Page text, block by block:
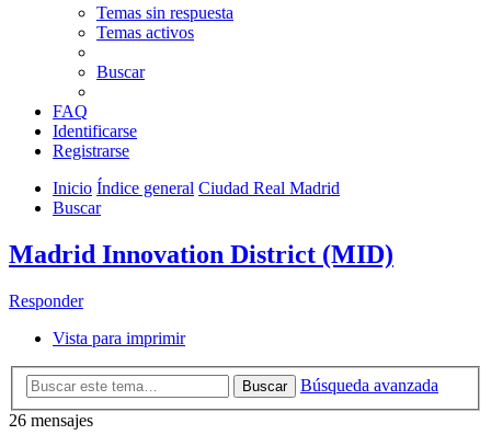
Temas sin respuesta
Temas activos
Buscar
FAQ
Identificarse
Registrarse
Inicio Índice general Ciudad Real Madrid
Buscar
Madrid Innovation District (MID)
Responder
Vista para imprimir
Buscar
Búsqueda avanzada
26 mensajes